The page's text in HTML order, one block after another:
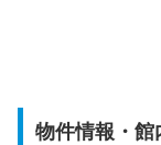
物件情報・館